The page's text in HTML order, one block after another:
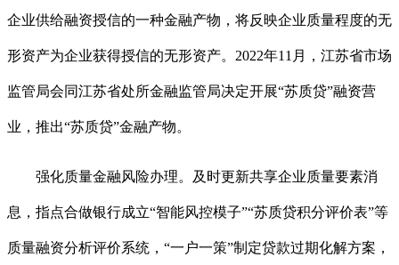
企业供给融资授信的一种金融产物，将反映企业质量程度的无
形资产为企业获得授信的无形资产。2022年11月，江苏省市场
监管局会同江苏省处所金融监管局决定开展“苏质贷”融资营
业，推出“苏质贷”金融产物。
强化质量金融风险办理。及时更新共享企业质量要素消
息，指点合做银行成立“智能风控模子”“苏质贷积分评价表”等
质量融资分析评价系统，“一户一策”制定贷款过期化解方案，